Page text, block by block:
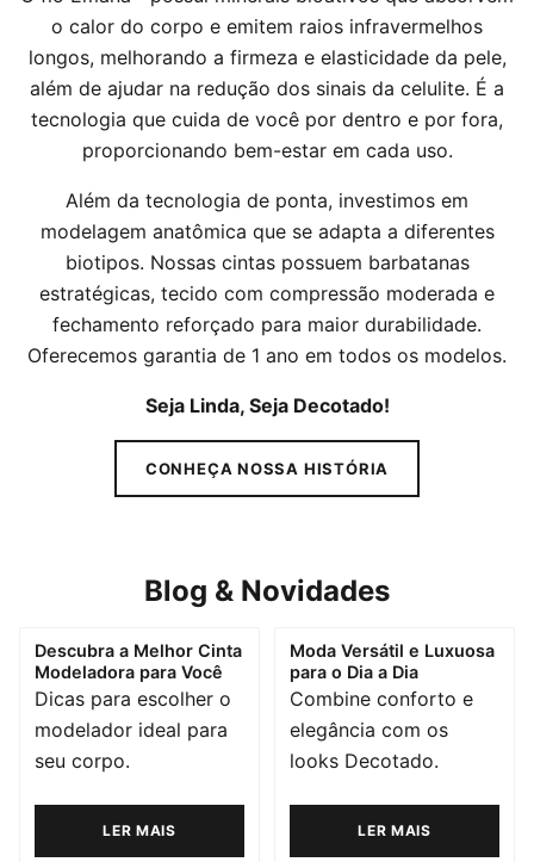
o calor do corpo e emitem raios infravermelhos
longos, melhorando a firmeza e elasticidade da pele,
além de ajudar na redução dos sinais da celulite. É a
tecnologia que cuida de você por dentro e por fora,
proporcionando bem-estar em cada uso.
Além da tecnologia de ponta, investimos em
modelagem anatômica que se adapta a diferentes
biotipos. Nossas cintas possuem barbatanas
estratégicas, tecido com compressão moderada e
fechamento reforçado para maior durabilidade.
Oferecemos garantia de 1 ano em todos os modelos.
Seja Linda, Seja Decotado!
CONHEÇA NOSSA HISTÓRIA
Blog & Novidades
Descubra a Melhor Cinta
Modeladora para Você
Dicas para escolher o
modelador ideal para
seu corpo.
LER MAIS
Moda Versátil e Luxuosa
para o Dia a Dia
Combine conforto e
elegância com os
looks Decotado.
LER MAIS